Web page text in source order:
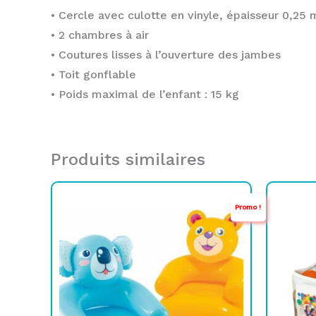
• Cercle avec culotte en vinyle, épaisseur 0,25
• 2 chambres à air
• Coutures lisses à l’ouverture des jambes
• Toit gonflable
• Poids maximal de l’enfant : 15 kg
Produits similaires
Promo !
était :
TND
65,000.
est :
TND
59,000.